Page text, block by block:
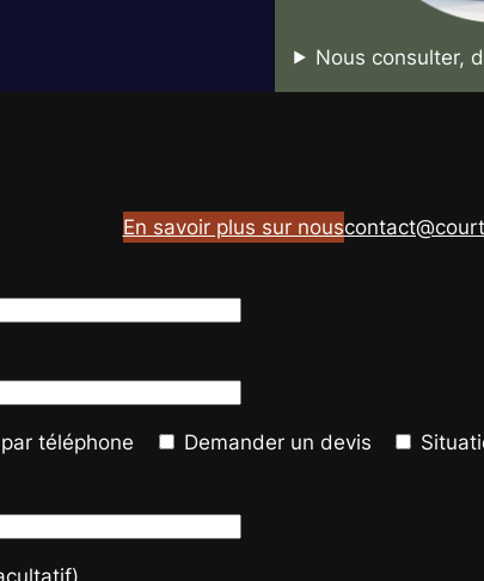
Nous consulter,
En savoir plus sur nous
téléphone Demander un devis